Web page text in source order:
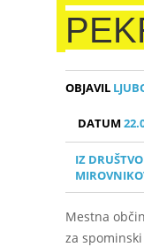
OBJAVIL
DATUM
IZ
Mestna
za